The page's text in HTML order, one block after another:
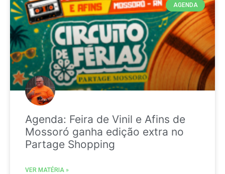
AGENDA
Agenda: Feira de Vinil e Afins de
Mossoró ganha edição extra no
Partage Shopping
VER MATÉRIA »